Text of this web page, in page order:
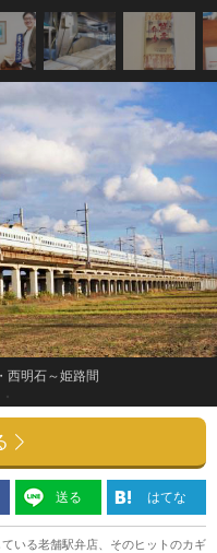
西明石～姫路間
送る はてな
いる老舗駅弁店、そのヒットのカギ